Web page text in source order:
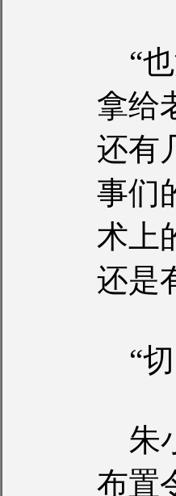
“也
拿给
还有
事们
术上
还是
“
朱
布置